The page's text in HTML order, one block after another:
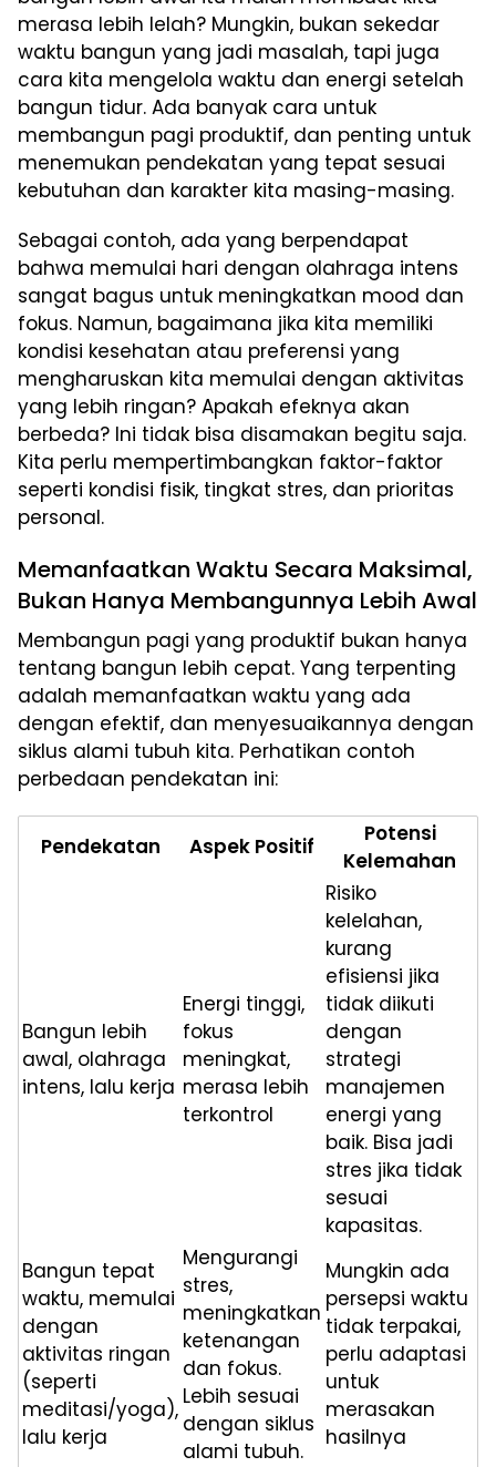
merasa lebih lelah? Mungkin, bukan sekedar
waktu bangun yang jadi masalah, tapi juga
cara kita mengelola waktu dan energi setelah
bangun tidur. Ada banyak cara untuk
membangun pagi produktif, dan penting untuk
menemukan pendekatan yang tepat sesuai
kebutuhan dan karakter kita masing-masing.
Sebagai contoh, ada yang berpendapat
bahwa memulai hari dengan olahraga intens
sangat bagus untuk meningkatkan mood dan
fokus. Namun, bagaimana jika kita memiliki
kondisi kesehatan atau preferensi yang
mengharuskan kita memulai dengan aktivitas
yang lebih ringan? Apakah efeknya akan
berbeda? Ini tidak bisa disamakan begitu saja.
Kita perlu mempertimbangkan faktor-faktor
seperti kondisi fisik, tingkat stres, dan prioritas
personal.
Memanfaatkan Waktu Secara Maksimal,
Bukan Hanya Membangunnya Lebih Awal
Membangun pagi yang produktif bukan hanya
tentang bangun lebih cepat. Yang terpenting
adalah memanfaatkan waktu yang ada
dengan efektif, dan menyesuaikannya dengan
siklus alami tubuh kita. Perhatikan contoh
perbedaan pendekatan ini:
Pendekatan Aspek Positif
Potensi
Kelemahan
Bangun lebih
awal, olahraga
intens, lalu kerja
Energi tinggi,
fokus
meningkat,
merasa lebih
terkontrol
Risiko
kelelahan,
kurang
efisiensi jika
tidak diikuti
dengan
strategi
manajemen
energi yang
baik. Bisa jadi
stres jika tidak
sesuai
kapasitas.
Bangun tepat
waktu, memulai
dengan
aktivitas ringan
(seperti
meditasi/yoga),
lalu kerja
Mengurangi
stres,
meningkatkan
ketenangan
dan fokus.
Lebih sesuai
dengan siklus
alami tubuh.
Mungkin ada
persepsi waktu
tidak terpakai,
perlu adaptasi
untuk
merasakan
hasilnya